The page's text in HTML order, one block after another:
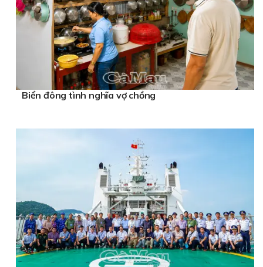
Biển đông tình nghĩa vợ chồng